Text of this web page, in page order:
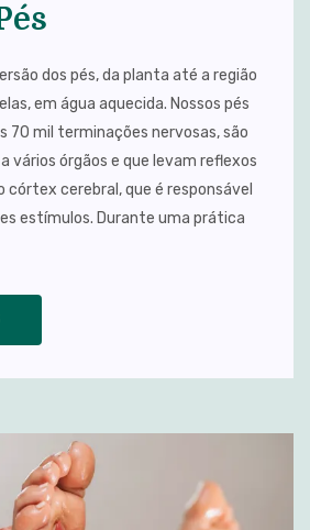
dos pés, da planta até a região
em água aquecida. Nossos pés
70 mil terminações nervosas, são
vários órgãos e que levam reflexos
cerebral, que é responsável
estímulos. Durante uma prática